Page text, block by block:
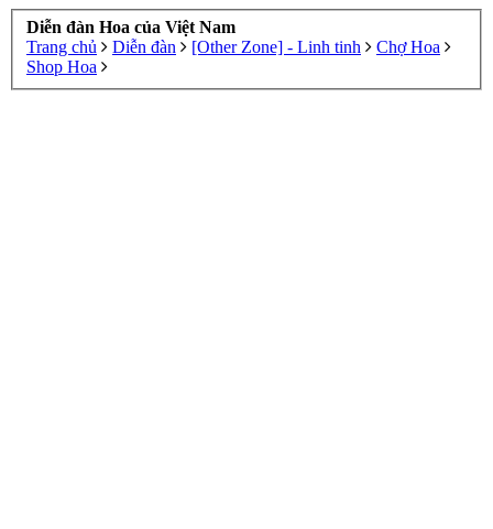
Diễn đàn Hoa của Việt Nam
Trang chủ
Diễn đàn [Other Zone] - Linh tinh
Chợ Hoa
Shop Hoa